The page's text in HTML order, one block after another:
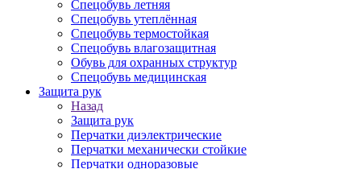
Спецобувь летняя
Спецобувь утеплённая
Спецобувь термостойкая
Спецобувь влагозащитная
Обувь для охранных структур
Спецобувь медицинская
Защита рук
Назад
Защита рук
Перчатки диэлектрические
Перчатки механически стойкие
Перчатки одноразовые